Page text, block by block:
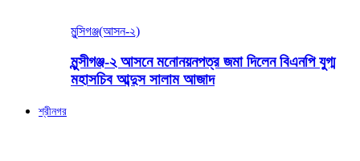
মুন্সিগঞ্জ(আসন-২)
মুন্সীগঞ্জ-২ আসনে মনোনয়নপত্র জমা দিলেন বিএনপি যুগ্ম
মহাসচিব আব্দুস সালাম আজাদ
শ্রীনগর